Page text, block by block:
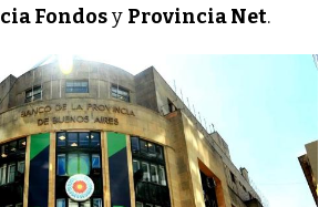
Fondosy Provincia Net.